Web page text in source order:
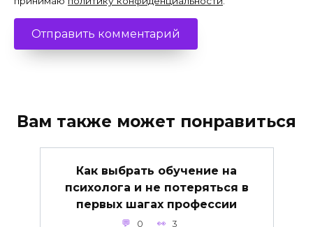
Вам также может понравиться
Как выбрать обучение на
психолога и не потеряться в
первых шагах профессии
0 3